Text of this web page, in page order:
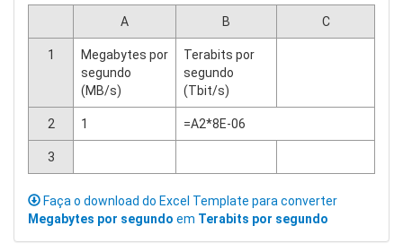
A B C
1
Megabytes por
segundo
(MB/s)
Terabits por
segundo
(Tbit/s)
2 1 =A2*8E-06
3
Faça o download do Excel Template para converter
Megabytes por segundo em Terabits por segundo